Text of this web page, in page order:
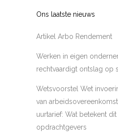
Ons laatste nieuws
Artikel Arbo Rendement
Werken in eigen
rechtvaardigt ontslag op
Wetsvoorstel Wet
van
uurtarief: Wat betekent
opdrachtgevers